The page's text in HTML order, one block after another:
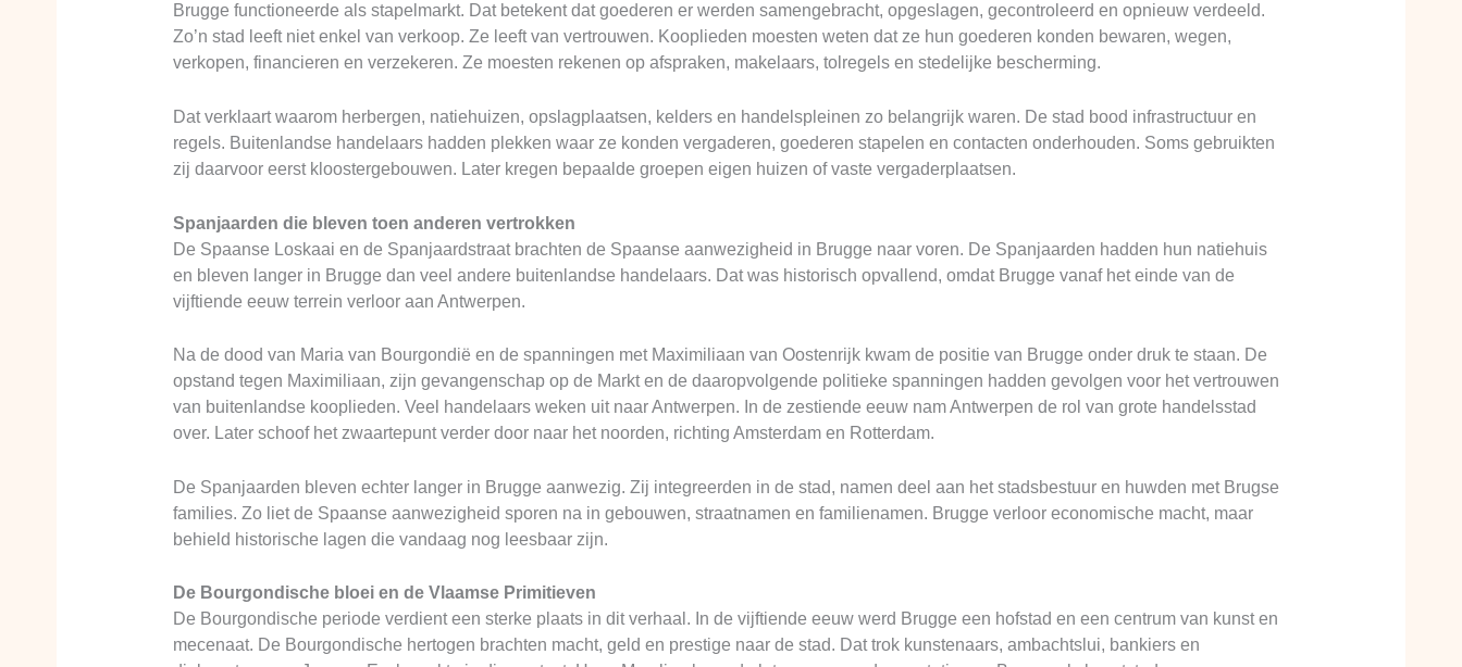
Brugge functioneerde als stapelmarkt. Dat betekent dat goederen er werden samengebracht, opgeslagen, gecontroleerd en opnieuw verdeeld.
Zo’n stad leeft niet enkel van verkoop. Ze leeft van vertrouwen. Kooplieden moesten weten dat ze hun goederen konden bewaren, wegen,
verkopen, financieren en verzekeren. Ze moesten rekenen op afspraken, makelaars, tolregels en stedelijke bescherming.
Dat verklaart waarom herbergen, natiehuizen, opslagplaatsen, kelders en handelspleinen zo belangrijk waren. De stad bood infrastructuur en
regels. Buitenlandse handelaars hadden plekken waar ze konden vergaderen, goederen stapelen en contacten onderhouden. Soms gebruikten
zij daarvoor eerst kloostergebouwen. Later kregen bepaalde groepen eigen huizen of vaste vergaderplaatsen.
Spanjaarden die bleven toen anderen vertrokken
De Spaanse Loskaai en de Spanjaardstraat brachten de Spaanse aanwezigheid in Brugge naar voren. De Spanjaarden hadden hun natiehuis
en bleven langer in Brugge dan veel andere buitenlandse handelaars. Dat was historisch opvallend, omdat Brugge vanaf het einde van de
vijftiende eeuw terrein verloor aan Antwerpen.
Na de dood van Maria van Bourgondië en de spanningen met Maximiliaan van Oostenrijk kwam de positie van Brugge onder druk te staan. De
opstand tegen Maximiliaan, zijn gevangenschap op de Markt en de daaropvolgende politieke spanningen hadden gevolgen voor het vertrouwen
van buitenlandse kooplieden. Veel handelaars weken uit naar Antwerpen. In de zestiende eeuw nam Antwerpen de rol van grote handelsstad
over. Later schoof het zwaartepunt verder door naar het noorden, richting Amsterdam en Rotterdam.
De Spanjaarden bleven echter langer in Brugge aanwezig. Zij integreerden in de stad, namen deel aan het stadsbestuur en huwden met Brugse
families. Zo liet de Spaanse aanwezigheid sporen na in gebouwen, straatnamen en familienamen. Brugge verloor economische macht, maar
behield historische lagen die vandaag nog leesbaar zijn.
De Bourgondische bloei en de Vlaamse Primitieven
De Bourgondische periode verdient een sterke plaats in dit verhaal. In de vijftiende eeuw werd Brugge een hofstad en een centrum van kunst en
mecenaat. De Bourgondische hertogen brachten macht, geld en prestige naar de stad. Dat trok kunstenaars, ambachtslui, bankiers en